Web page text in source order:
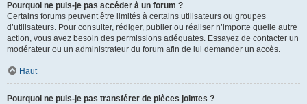
Pourquoi ne puis-je pas accéder à un forum ?
Certains forums peuvent être limités à certains utilisateurs ou groupes
d’utilisateurs. Pour consulter, rédiger, publier ou réaliser n’importe quelle autre
action, vous avez besoin des permissions adéquates. Essayez de contacter un
modérateur ou un administrateur du forum afin de lui demander un accès.
Haut
Pourquoi ne puis-je pas transférer de pièces jointes ?